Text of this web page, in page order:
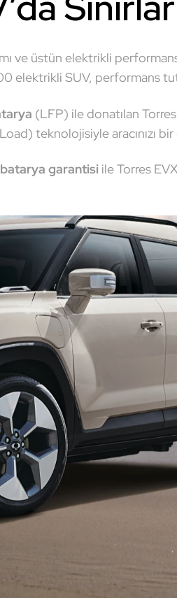
ve üstün elektrikli
elektrikli SUV, performans
(LFP) ile donatılan
teknolojisiyle aracınızı
batarya garantisi ile Torres